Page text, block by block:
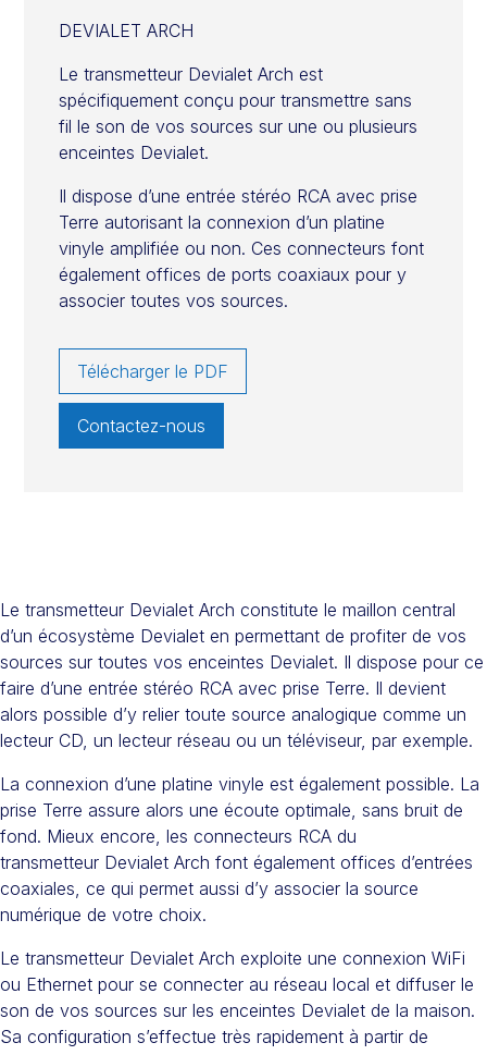
DEVIALET ARCH
Le transmetteur Devialet Arch est
spécifiquement conçu pour transmettre sans
fil le son de vos sources sur une ou plusieurs
enceintes Devialet.
Il dispose d’une entrée stéréo RCA avec prise
Terre autorisant la connexion d’un platine
vinyle amplifiée ou non. Ces connecteurs font
également offices de ports coaxiaux pour y
associer toutes vos sources.
Télécharger le PDF
Contactez-nous
Le transmetteur Devialet Arch constitute le maillon central
d’un écosystème Devialet en permettant de profiter de vos
sources sur toutes vos enceintes Devialet. Il dispose pour ce
faire d’une entrée stéréo RCA avec prise Terre. Il devient
alors possible d’y relier toute source analogique comme un
lecteur CD, un lecteur réseau ou un téléviseur, par exemple.
La connexion d’une platine vinyle est également possible. La
prise Terre assure alors une écoute optimale, sans bruit de
fond. Mieux encore, les connecteurs RCA du
transmetteur Devialet Arch font également offices d’entrées
coaxiales, ce qui permet aussi d’y associer la source
numérique de votre choix.
Le transmetteur Devialet Arch exploite une connexion WiFi
ou Ethernet pour se connecter au réseau local et diffuser le
son de vos sources sur les enceintes Devialet de la maison.
Sa configuration s’effectue très rapidement à partir de